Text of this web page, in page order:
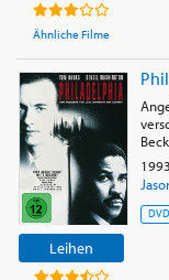
Ähnliche Filme
Leihen
1993
DVD